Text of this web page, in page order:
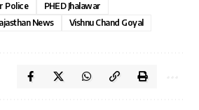
Police
PHED Jhalawar
News Vishnu Chand Goyal